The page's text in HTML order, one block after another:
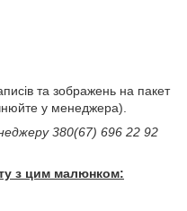
та зображень на пакет
у менеджера).
380(67) 696 22 92
з цим малюнком: